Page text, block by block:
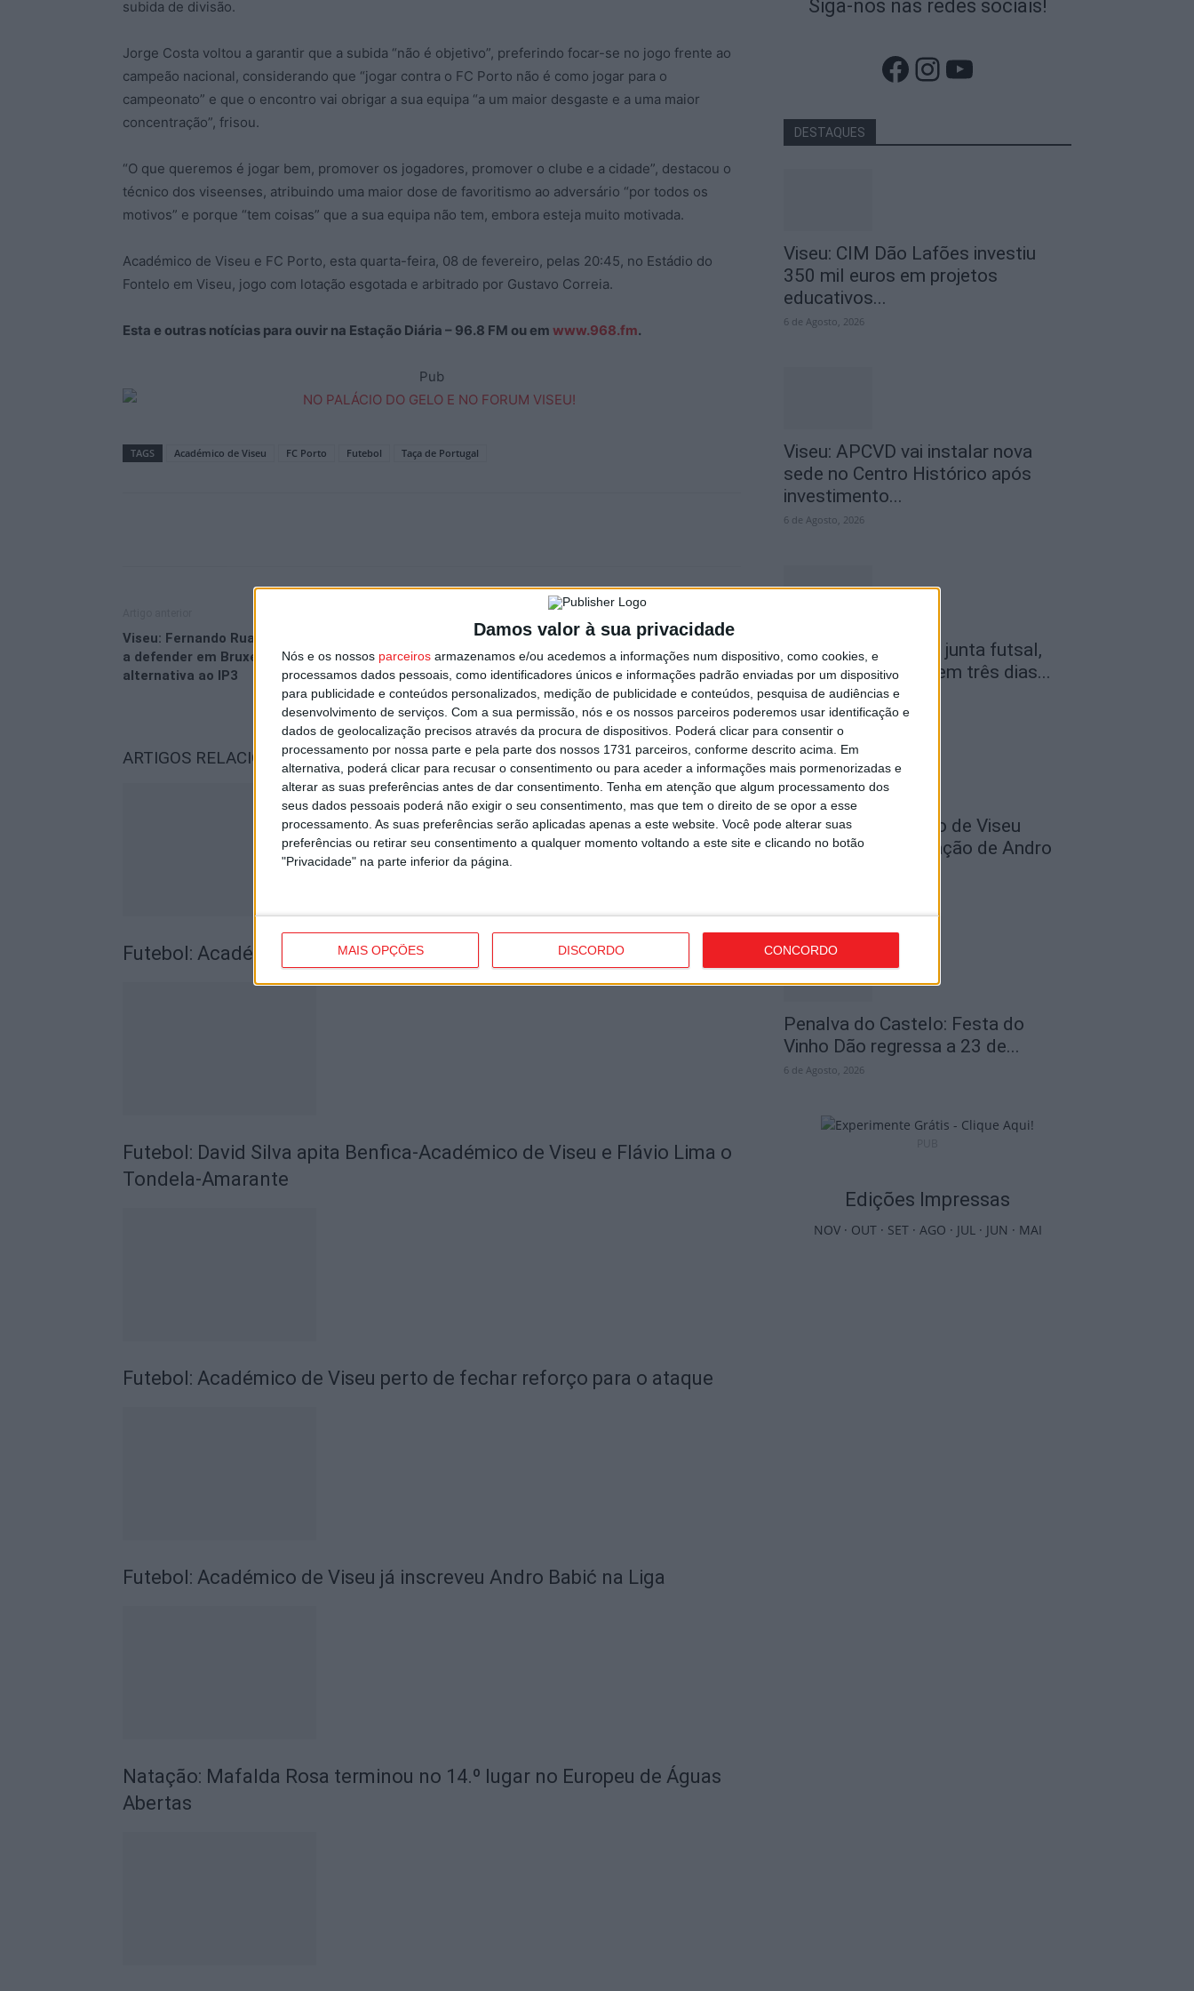
Damos valor à sua privacidade
Nós e os nossos parceiros armazenamos e/ou acedemos a informações num dispositivo, como cookies, e
processamos dados pessoais, como identificadores únicos e informações padrão enviadas por um dispositivo
para publicidade e conteúdos personalizados, medição de publicidade e conteúdos, pesquisa de audiências e
desenvolvimento de serviços. Com a sua permissão, nós e os nossos parceiros poderemos usar identificação e
dados de geolocalização precisos através da procura de dispositivos. Poderá clicar para consentir o
processamento por nossa parte e pela parte dos nossos 1731 parceiros, conforme descrito acima. Em
alternativa, poderá clicar para recusar o consentimento ou para aceder a informações mais pormenorizadas e
alterar as suas preferências antes de dar consentimento. Tenha em atenção que algum processamento dos
seus dados pessoais poderá não exigir o seu consentimento, mas que tem o direito de se opor a esse
processamento. As suas preferências serão aplicadas apenas a este website. Você pode alterar suas
preferências ou retirar seu consentimento a qualquer momento voltando a este site e clicando no botão
"Privacidade" na parte inferior da página.
MAIS OPÇÕES DISCORDO CONCORDO
subida de divisão.
Jorge Costa voltou a garantir que a subida “não é objetivo”, preferindo focar-se no jogo frente ao
campeão nacional, considerando que “jogar contra o FC Porto não é como jogar para o
campeonato” e que o encontro vai obrigar a sua equipa “a um maior desgaste e a uma maior
concentração”, frisou.
“O que queremos é jogar bem, promover os jogadores, promover o clube e a cidade”, destacou o
técnico dos viseenses, atribuindo uma maior dose de favoritismo ao adversário “por todos os
motivos” e porque “tem coisas” que a sua equipa não tem, embora esteja muito motivada.
Académico de Viseu e FC Porto, esta quarta-feira, 08 de fevereiro, pelas 20:45, no Estádio do
Fontelo em Viseu, jogo com lotação esgotada e arbitrado por Gustavo Correia.
Esta e outras notícias para ouvir na Estação Diária – 96.8 FM ou em www.968.fm.
Pub
TAGS Académico de Viseu FC Porto Futebol Taça de Portugal
Viseu: Fernando Ruas desafia António Costa
a defender em Bruxelas uma autoestrada
alternativa ao IP3
Nelas: Equipa multidisciplinar nas escolas
para combater o abandono escolar
ARTIGOS RELACIONADOSMais do autor
Futebol: Académico de Viseu oficializou contratação de Andro Babić
Futebol: David Silva apita Benfica-Académico de Viseu e Flávio Lima o
Tondela-Amarante
Futebol: Académico de Viseu perto de fechar reforço para o ataque
Futebol: Académico de Viseu já inscreveu Andro Babić na Liga
Natação: Mafalda Rosa terminou no 14.º lugar no Europeu de Águas
Abertas
Siga-nos nas redes sociais!
Facebook
Instagram
YouTube
DESTAQUES
Viseu: CIM Dão Lafões investiu
350 mil euros em projetos
educativos...
6 de Agosto, 2026
Viseu: APCVD vai instalar nova
sede no Centro Histórico após
investimento...
6 de Agosto, 2026
Lamego: Youth Cup junta futsal,
andebol e voleibol em três dias...
6 de Agosto, 2026
Futebol: Académico de Viseu
oficializou contratação de Andro
Penalva do Castelo: Festa do
Vinho Dão regressa a 23 de...
6 de Agosto, 2026
Edições Impressas
NOV· OUT· SET· AGO · JUL· JUN · MAI